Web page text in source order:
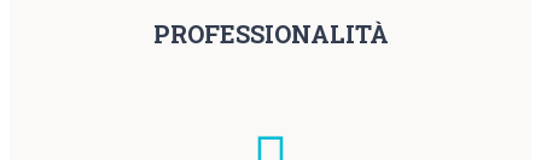
PROFESSIONALITÀ